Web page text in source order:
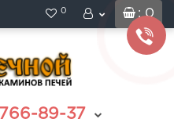
: 0
0
766-89-37